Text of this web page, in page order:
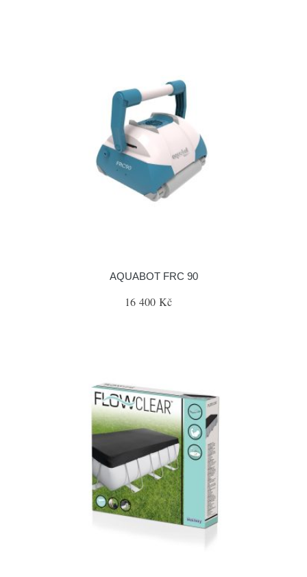
AQUABOT FRC 90
16 400 Kč